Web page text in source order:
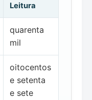
Leitura
quarenta
mil
oitocentos
e setenta
e sete